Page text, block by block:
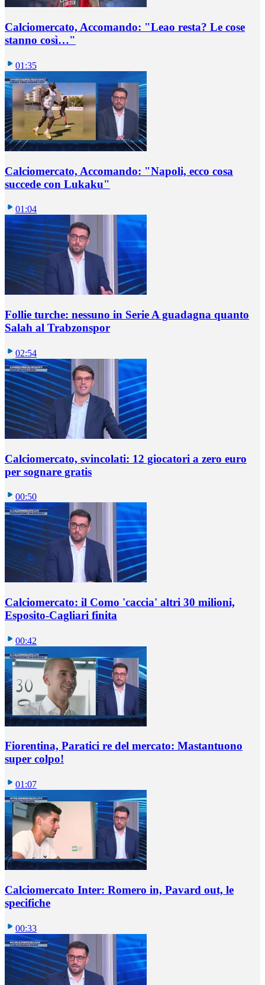
Calciomercato, Accomando: "Leao resta? Le cose
stanno così…"
01:35
Calciomercato, Accomando: "Napoli, ecco cosa
succede con Lukaku"
01:04
Follie turche: nessuno in Serie A guadagna quanto
Salah al Trabzonspor
02:54
Calciomercato, svincolati: 12 giocatori a zero euro
per sognare gratis
00:50
Calciomercato: il Como 'caccia' altri 30 milioni,
Esposito-Cagliari finita
00:42
Fiorentina, Paratici re del mercato: Mastantuono
super colpo!
01:07
Calciomercato Inter: Romero in, Pavard out, le
specifiche
00:33